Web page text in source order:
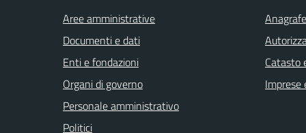
Aree amministrative
Documenti e dati
Enti e fondazioni
Organi di governo
Personale amministrativo
Politici
Catasto
Imprese